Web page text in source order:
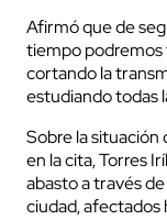
Afirmó que de
tiempo podremos
cortando la
estudiando todas
Sobre la situación
en la cita, Torres
abasto a través
ciudad, afectados